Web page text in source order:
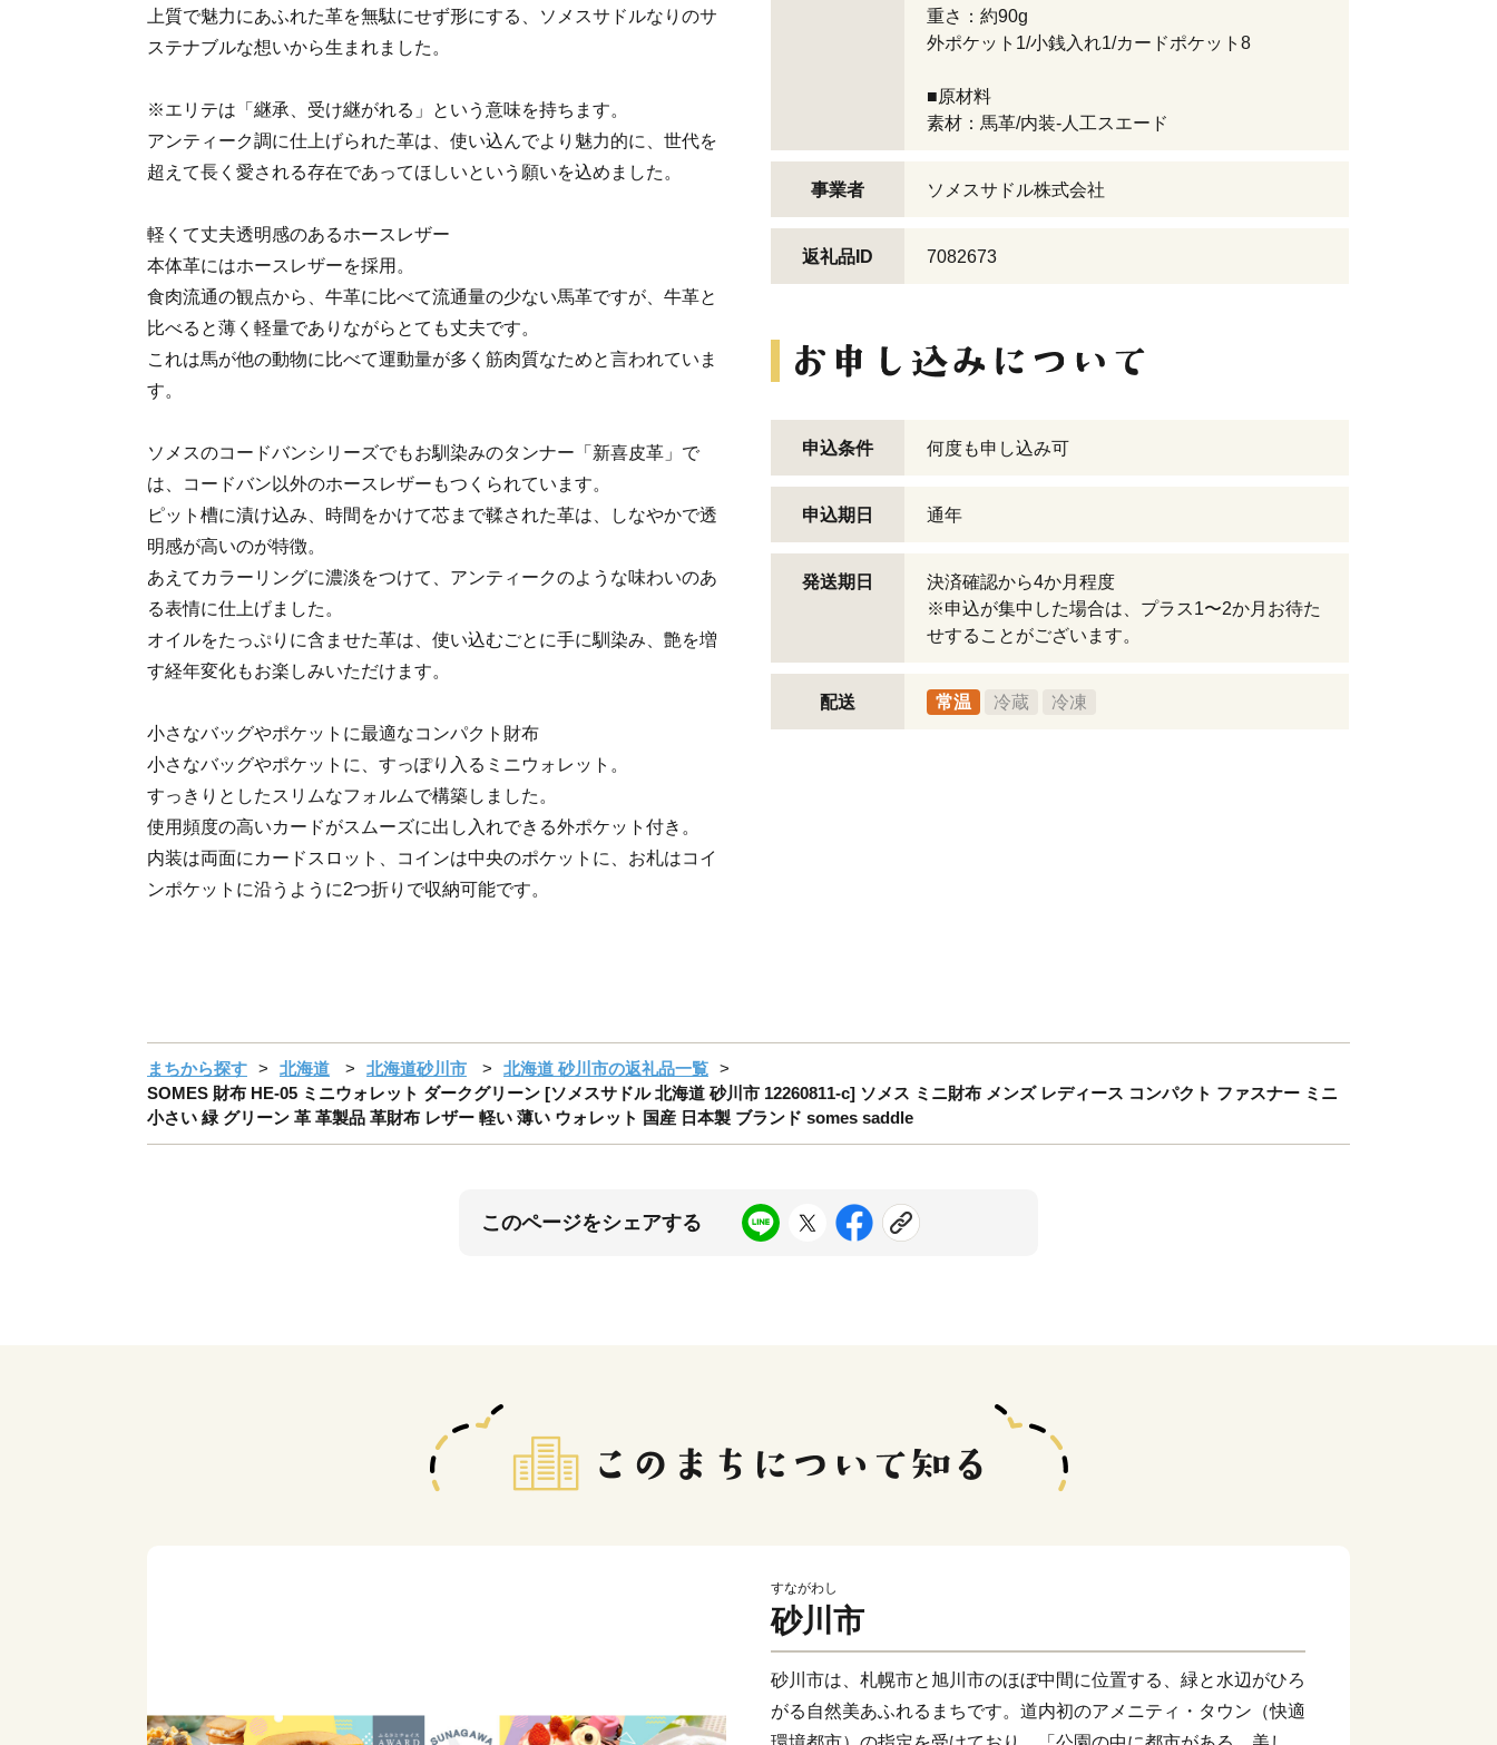
上質で魅力にあふれた革を無駄にせず形にする、ソメスサドルなりのサ
ステナブルな想いから生まれました。
※エリテは「継承、受け継がれる」という意味を持ちます。
アンティーク調に仕上げられた革は、使い込んでより魅力的に、世代を
超えて長く愛される存在であってほしいという願いを込めました。
軽くて丈夫透明感のあるホースレザー
本体革にはホースレザーを採用。
食肉流通の観点から、牛革に比べて流通量の少ない馬革ですが、牛革と
比べると薄く軽量でありながらとても丈夫です。
これは馬が他の動物に比べて運動量が多く筋肉質なためと言われていま
す。
ソメスのコードバンシリーズでもお馴染みのタンナー「新喜皮革」で
は、コードバン以外のホースレザーもつくられています。
ピット槽に漬け込み、時間をかけて芯まで鞣された革は、しなやかで透
明感が高いのが特徴。
あえてカラーリングに濃淡をつけて、アンティークのような味わいのあ
る表情に仕上げました。
オイルをたっぷりに含ませた革は、使い込むごとに手に馴染み、艶を増
す経年変化もお楽しみいただけます。
小さなバッグやポケットに最適なコンパクト財布
小さなバッグやポケットに、すっぽり入るミニウォレット。
すっきりとしたスリムなフォルムで構築しました。
使用頻度の高いカードがスムーズに出し入れできる外ポケット付き。
内装は両面にカードスロット、コインは中央のポケットに、お札はコイ
ンポケットに沿うように2つ折りで収納可能です。
重さ：約90g
外ポケット1/小銭入れ1/カードポケット8
■原材料
素材：馬革/内装-人工スエード
事業者 ソメスサドル株式会社
返礼品ID 7082673
申込条件 何度も申し込み可
申込期日 通年
発送期日
決済確認から4か月程度
※申込が集中した場合は、プラス1〜2か月お待た
せすることがございます。
配送 常温 冷蔵 冷凍
まちから探す 北海道 北海道砂川市
北海道 砂川市の返礼品一覧
SOMES 財布 HE-05 ミニウォレット ダークグリーン [ソメスサドル 北海道 砂川市 12260811-c] ソメス ミニ財布 メンズ レディース コンパクト ファスナー ミニ
小さい 緑 グリーン 革 革製品 革財布 レザー 軽い 薄い ウォレット 国産 日本製 ブランド somes saddle
このページをシェアする
すながわし
砂川市
砂川市は、札幌市と旭川市のほぼ中間に位置する、緑と水辺がひろ
がる自然美あふれるまちです。道内初のアメニティ・タウン（快適